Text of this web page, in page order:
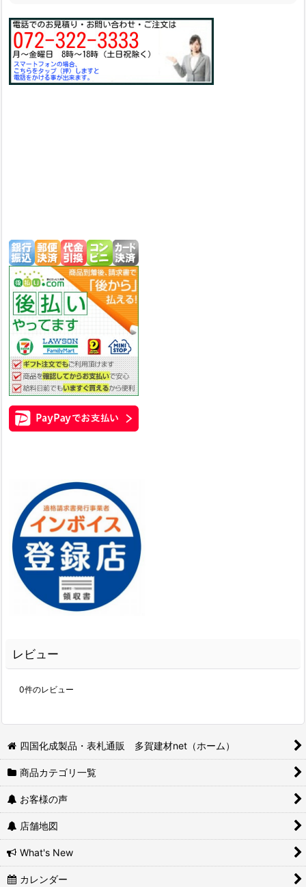
レビュー
0件のレビュー
四国化成製品・表札通販 多賀建材net（ホーム）
商品カテゴリ一覧
お客様の声
店舗地図
What's New
カレンダー